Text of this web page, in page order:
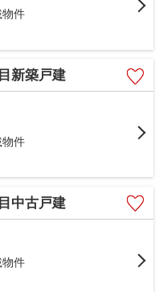
物件
新築戸建
物件
中古戸建
物件